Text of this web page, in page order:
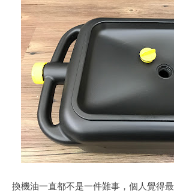
換機油一直都不是一件難事，個人覺得